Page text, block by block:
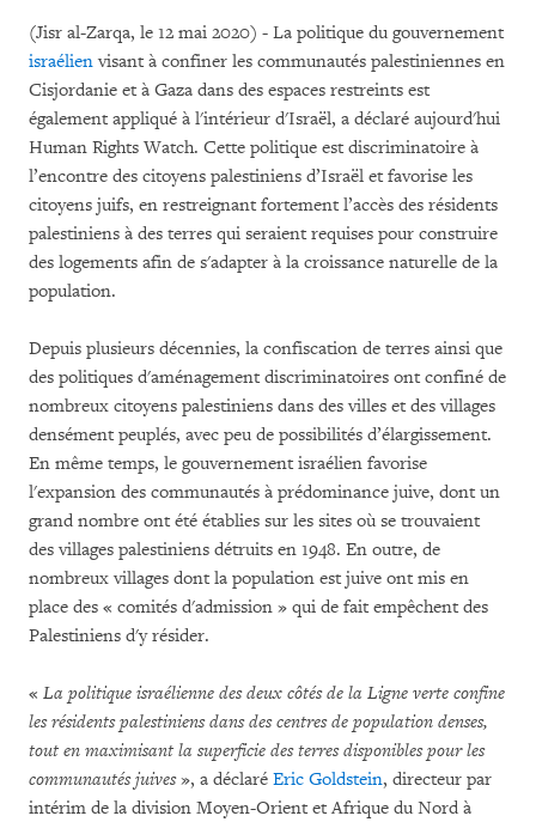
(Jisr al-Zarqa, le 12 mai 2020) - La politique du gouvernement
israélienvisant à confiner les communautés palestiniennes en
Cisjordanie et à Gaza dans des espaces restreints est
également appliqué à l'intérieur d'Israël, a déclaré aujourd'hui
Human Rights Watch. Cette politique est discriminatoire à
l’encontre des citoyens palestiniens d’Israël et favorise les
citoyens juifs, en restreignant fortement l’accès des résidents
palestiniens à des terres qui seraient requises pour construire
des logements afin de s'adapter à la croissance naturelle de la
population.
Depuis plusieurs décennies, la confiscation de terres ainsi que
des politiques d'aménagement discriminatoires ont confiné de
nombreux citoyens palestiniens dans des villes et des villages
densément peuplés, avec peu de possibilités d’élargissement.
En même temps, le gouvernement israélien favorise
l'expansion des communautés à prédominance juive, dont un
grand nombre ont été établies sur les sites où se trouvaient
des villages palestiniens détruits en 1948. En outre, de
nombreux villages dont la population est juive ont mis en
place des « comités d'admission » qui de fait empêchent des
Palestiniens d'y résider.
« La politique israélienne des deux côtés de la Ligne verte confine
les résidents palestiniens dans des centres de population denses,
tout en maximisant la superficie des terres disponibles pour les
communautés juives», a déclaré Eric Goldstein, directeur par
intérim de la division Moyen-Orient et Afrique du Nord à